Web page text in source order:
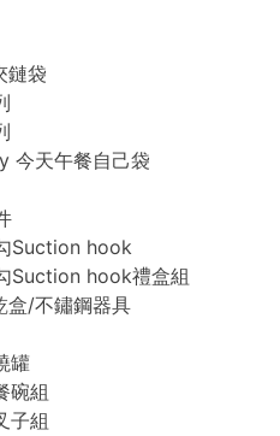
鏈袋
今天午餐自己袋
Suction hook
Suction hook禮盒組
盒/不鏽鋼器具
罐
碗組
子組